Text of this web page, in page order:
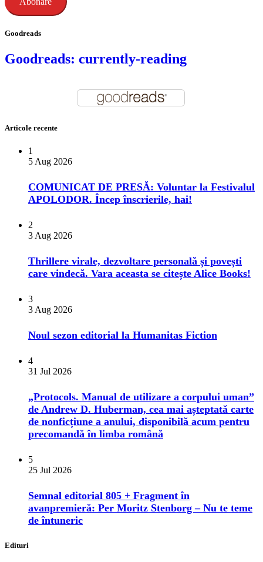
Goodreads
Goodreads: currently-reading
Articole recente
1
5 Aug 2026
COMUNICAT DE PRESĂ: Voluntar la Festivalul
APOLODOR. Încep înscrierile, hai!
2
3 Aug 2026
Thrillere virale, dezvoltare personală și povești
care vindecă. Vara aceasta se citește Alice Books!
3
3 Aug 2026
​Noul sezon editorial la Humanitas Fiction
4
31 Jul 2026
„Protocols. Manual de utilizare a corpului uman”
de Andrew D. Huberman, cea mai așteptată carte
de nonficțiune a anului, disponibilă acum pentru
precomandă în limba română
5
25 Jul 2026
Semnal editorial 805 + Fragment în
avanpremieră: Per Moritz Stenborg – Nu te teme
de întuneric
Edituri